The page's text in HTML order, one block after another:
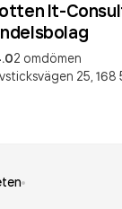
It-
2 omdömen
25, 168